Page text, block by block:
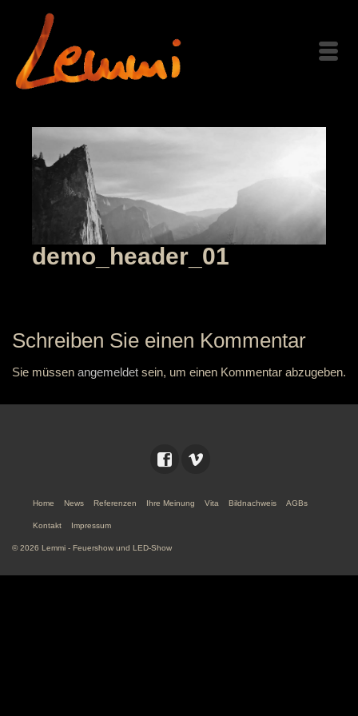
demo_header_01
Schreiben Sie einen Kommentar
Sie müssen angemeldet sein, um einen Kommentar abzugeben.
Home News Referenzen Ihre Meinung Vita Bildnachweis AGBs
Kontakt Impressum
© 2026 Lemmi - Feuershow und LED-Show